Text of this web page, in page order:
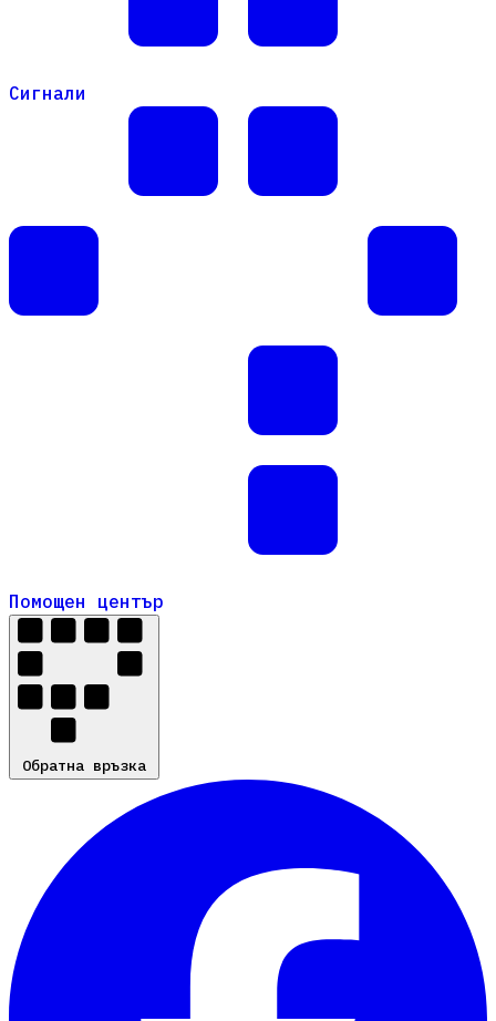
Сигнали
Помощен център
Помощен център
Обратна връзка
Обратна връзка